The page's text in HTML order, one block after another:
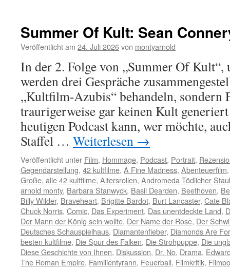
Summer Of Kult: Sean
Veröffentlicht am 24. Juli 2026von montyarnold
In der 2. Folge von „Summer Of Kult“,
werden drei Gespräche
„Kultfilm-Azubis“ behandeln, sondern
traurigerweise gar keinen Kult
heutigen Podcast kann, wer möchte,
Staffel … Weiterlesen →
Veröffentlicht unter Film, Hommage, Podcast, Portrait,
Gegendarstellung, 42 kultfilme, A Fine Madness, Abenteuerfilm
Große, alle 42 kultfilme, Altersrollen, Andromeda Tödlicher
arnold monty, Barbara Stanwyck, Basil Dearden, Beethoven,
Billy Wilder, Braveheart, Brigitte Bardot, Burt Lancaster, Cate
Chuck Norris, Comic, Das Experiment, Das unentdeckte Land,
Der Mann der König sein wollte, Der Name der Rose, Der
Deutsches Schauspielhaus, Diamantenfieber, Diamonds Are
besten kultfilme, Die Spur des Falken, Die Strohpuppe, Die
Diese Geschichte von Ihnen, Diskussion, Dr. No, Drama,
The Roman Empire, Familientyrann, Feuerball, Filmkritik,